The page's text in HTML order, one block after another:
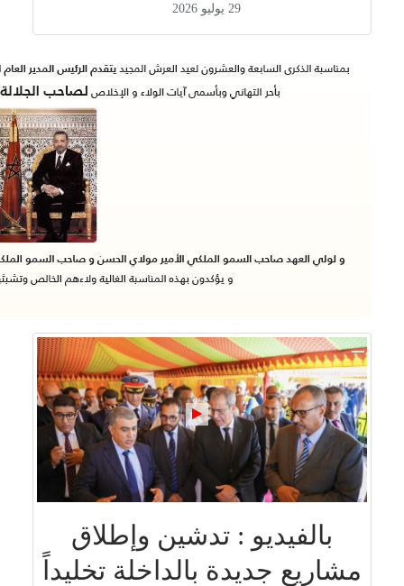
29 يوليو 2026
بالفيديو : تدشين وإطلاق
مشاريع جديدة بالداخلة تخليداً